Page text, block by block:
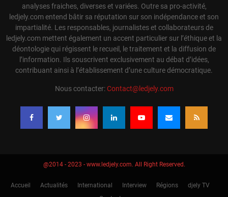
analyses fraiches, diverses et variées. Outre sa pro-activité,
ledjely.com entend bâtir sa réputation sur son indépendance et son
impartialité. Les responsables, journalistes et collaborateurs de
ledjely.com mettent également un accent particulier sur l’éthique et la
déontologie qui régissent le recueil, le traitement et la diffusion de
l’information. Ils souscrivent exclusivement au débat d’idées,
contribuant ainsi à l’établissement d’une culture démocratique.
Nous contacter:Contact@ledjely.com
@2014 - 2023 - www.ledjely.com. All Right Reserved.
Accueil Actualités International Interview Régions
djely TV